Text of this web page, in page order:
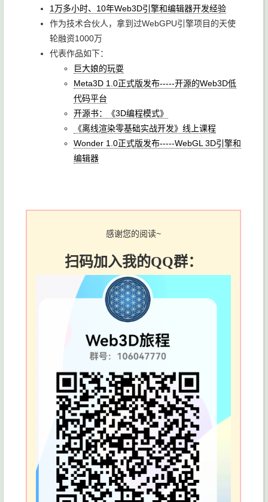
1万多小时、10年Web3D引擎和编辑器开发经验
作为技术合伙人，拿到过WebGPU引擎项目的天使
轮融资1000万
代表作品如下：
巨大娘的玩耍
Meta3D 1.0正式版发布-----开源的Web3D低
代码平台
开源书：《3D编程模式》
《离线渲染零基础实战开发》线上课程
Wonder 1.0正式版发布-----WebGL 3D引擎和
编辑器
感谢您的阅读~
扫码加入我的QQ群：